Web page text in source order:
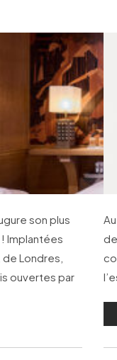
son plus
Implantées
Londres,
ouvertes par